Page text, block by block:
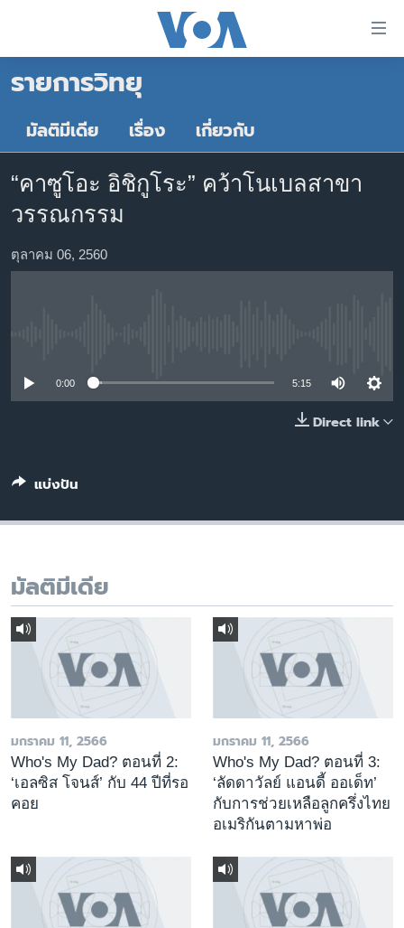
ต่อ
เนื้อหา
ข้าม
ไป
หลัก
ค้นหา
หน้าหลัก
โลก
เอเชีย
สหรัฐฯ
ไทย
ธุรกิจ
ตรวจสอบข่าว
เลือกภาษา
รายการวิทยุ
มัลติมีเดีย เรื่อง เกี่ยวกับ
“คาซูโอะ อิชิกูโระ” คว้าโนเบลสาขา
วรรณกรรม
ตุลาคม 06, 2560
0:00 5:15
Direct link
แบ่งปัน
มัลติมีเดีย
มกราคม 11, 2566
Who's My Dad? ตอนที่ 2:
‘เอลซิส โจนส์’ กับ 44 ปีที่รอ
คอย
มกราคม 11, 2566
Who's My Dad? ตอนที่ 3:
‘ลัดดาวัลย์ แอนดี้ ออเด็ท’
กับการช่วยเหลือลูกครึ่งไทย
อเมริกันตามหาพ่อ